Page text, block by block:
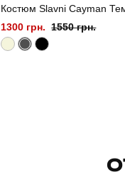
Костюм Slavni Cayman
1300 грн. 1550 грн.